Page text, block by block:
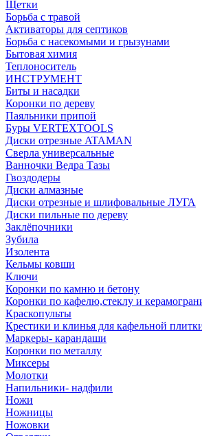
Щетки
Борьба с травой
Активаторы для септиков
Борьба с насекомыми и грызунами
Бытовая химия
Теплоноситель
ИНСТРУМЕНТ
Биты и насадки
Коронки по дереву
Паяльники припой
Буры VERTEXTOOLS
Диски отрезные ATAMAN
Сверла универсальные
Ванночки Ведра Тазы
Гвоздодеры
Диски алмазные
Диски отрезные и шлифовальные ЛУГА
Диски пильные по дереву
Заклёпочники
Зубила
Изолента
Кельмы ковши
Ключи
Коронки по камню и бетону
Коронки по кафелю,стеклу и
Краскопульты
Крестики и клинья для кафельной
Маркеры- карандаши
Коронки по металлу
Миксеры
Молотки
Напильники- надфили
Ножи
Ножницы
Ножовки